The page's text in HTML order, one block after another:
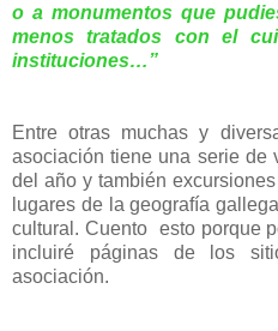
o a monumentos que
menos tratados con el
instituciones…”
Entre otras muchas y
asociación tiene una serie de
del año y también
lugares de la geografía
cultural. Cuento esto porque
incluiré páginas de los
asociación.